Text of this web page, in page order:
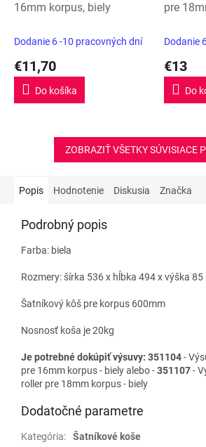
16mm korpus, biely
Dodanie 6 -10 pracovných dní
€11,70
Do košíka
pre
Dodanie
€13
Do
ZOBRAZIŤ VŠETKY SÚVISIACE
Popis Hodnotenie Diskusia Značka
Podrobný popis
Farba: biela
Rozmery: šírka 536 x hĺbka 494 x výška 85
Šatníkový kôš pre korpus 600mm
Nosnosť koša je 20kg
Je potrebnédokúpiť výsuvy: 351104-
pre 16mm korpus - biely alebo -351107-
roller pre 18mm korpus - biely
Dodatočné parametre
Kategória:
Šatníkové koše